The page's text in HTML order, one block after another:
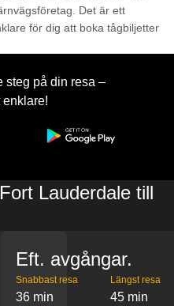
Det är ett
för dig att boka tågbiljetter
steg på din resa –
Lauderdale till
Eft. avgångar.
Snabbast resa
36 min
Längst resa
45 min